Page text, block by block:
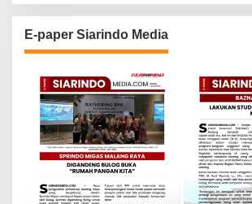
E-paper Siarindo Media